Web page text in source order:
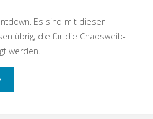
Es sind mit dieser
übrig, die für die Chaosweib-
werden.